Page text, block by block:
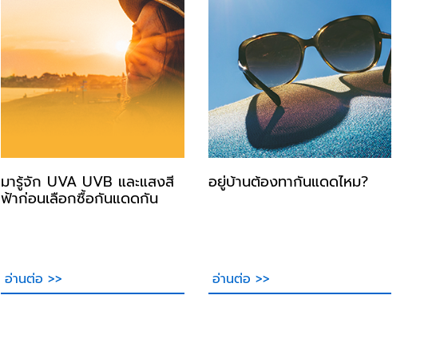
มารู้จัก UVA UVB และแสงสี
ฟ้าก่อนเลือกซื้อกันแดดกัน
อ่านต่อ >>
อยู่บ้านต้องทากันแดดไหม?
อ่านต่อ >>